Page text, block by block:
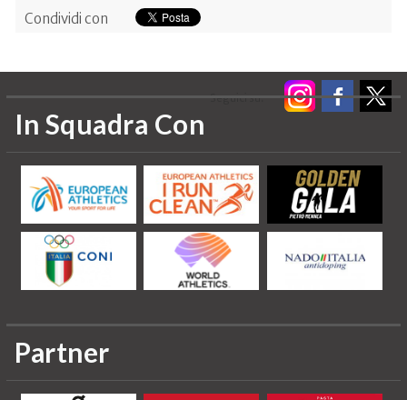
Condividi con
Seguici su:
In Squadra Con
Partner